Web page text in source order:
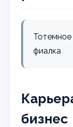
фиалка
бизнес